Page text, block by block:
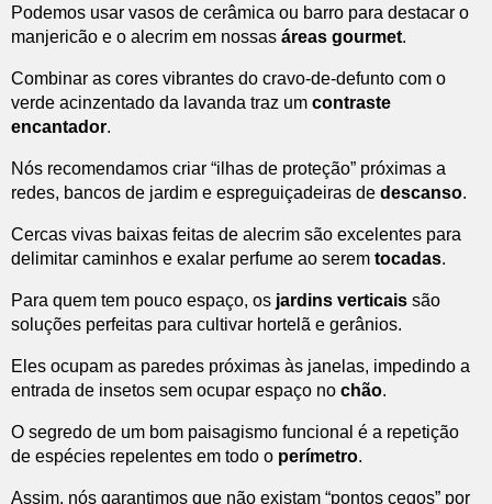
Podemos usar vasos de cerâmica ou barro para destacar o
manjericão e o alecrim em nossas áreas gourmet.
Combinar as cores vibrantes do cravo-de-defunto com o
verde acinzentado da lavanda traz um contraste
encantador.
Nós recomendamos criar “ilhas de proteção” próximas a
redes, bancos de jardim e espreguiçadeiras de descanso.
Cercas vivas baixas feitas de alecrim são excelentes para
delimitar caminhos e exalar perfume ao serem tocadas.
Para quem tem pouco espaço, os jardins verticais são
soluções perfeitas para cultivar hortelã e gerânios.
Eles ocupam as paredes próximas às janelas, impedindo a
entrada de insetos sem ocupar espaço no chão.
O segredo de um bom paisagismo funcional é a repetição
de espécies repelentes em todo o perímetro.
Assim, nós garantimos que não existam “pontos cegos” por